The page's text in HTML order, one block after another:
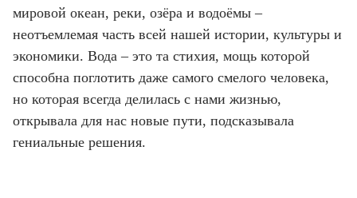
мировой океан, реки, озёра и водоёмы –
неотъемлемая часть всей нашей истории, культуры и
экономики. Вода – это та стихия, мощь которой
способна поглотить даже самого смелого человека,
но которая всегда делилась с нами жизнью,
открывала для нас новые пути, подсказывала
гениальные решения.